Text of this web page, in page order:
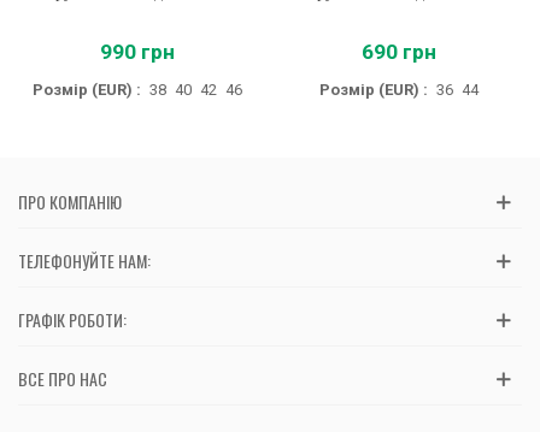
990 грн
Розмір (EUR) : 38 40 42 46
690 грн
Розмір (EUR) : 36 44
ПРО КОМПАНІЮ
ТЕЛЕФОНУЙТЕ НАМ:
ГРАФІК РОБОТИ:
ВСЕ ПРО НАС